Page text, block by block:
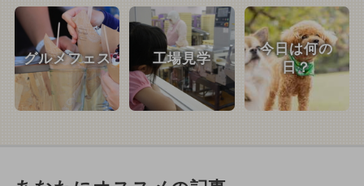
グルメフェス 工場見学
今日は何の
日？